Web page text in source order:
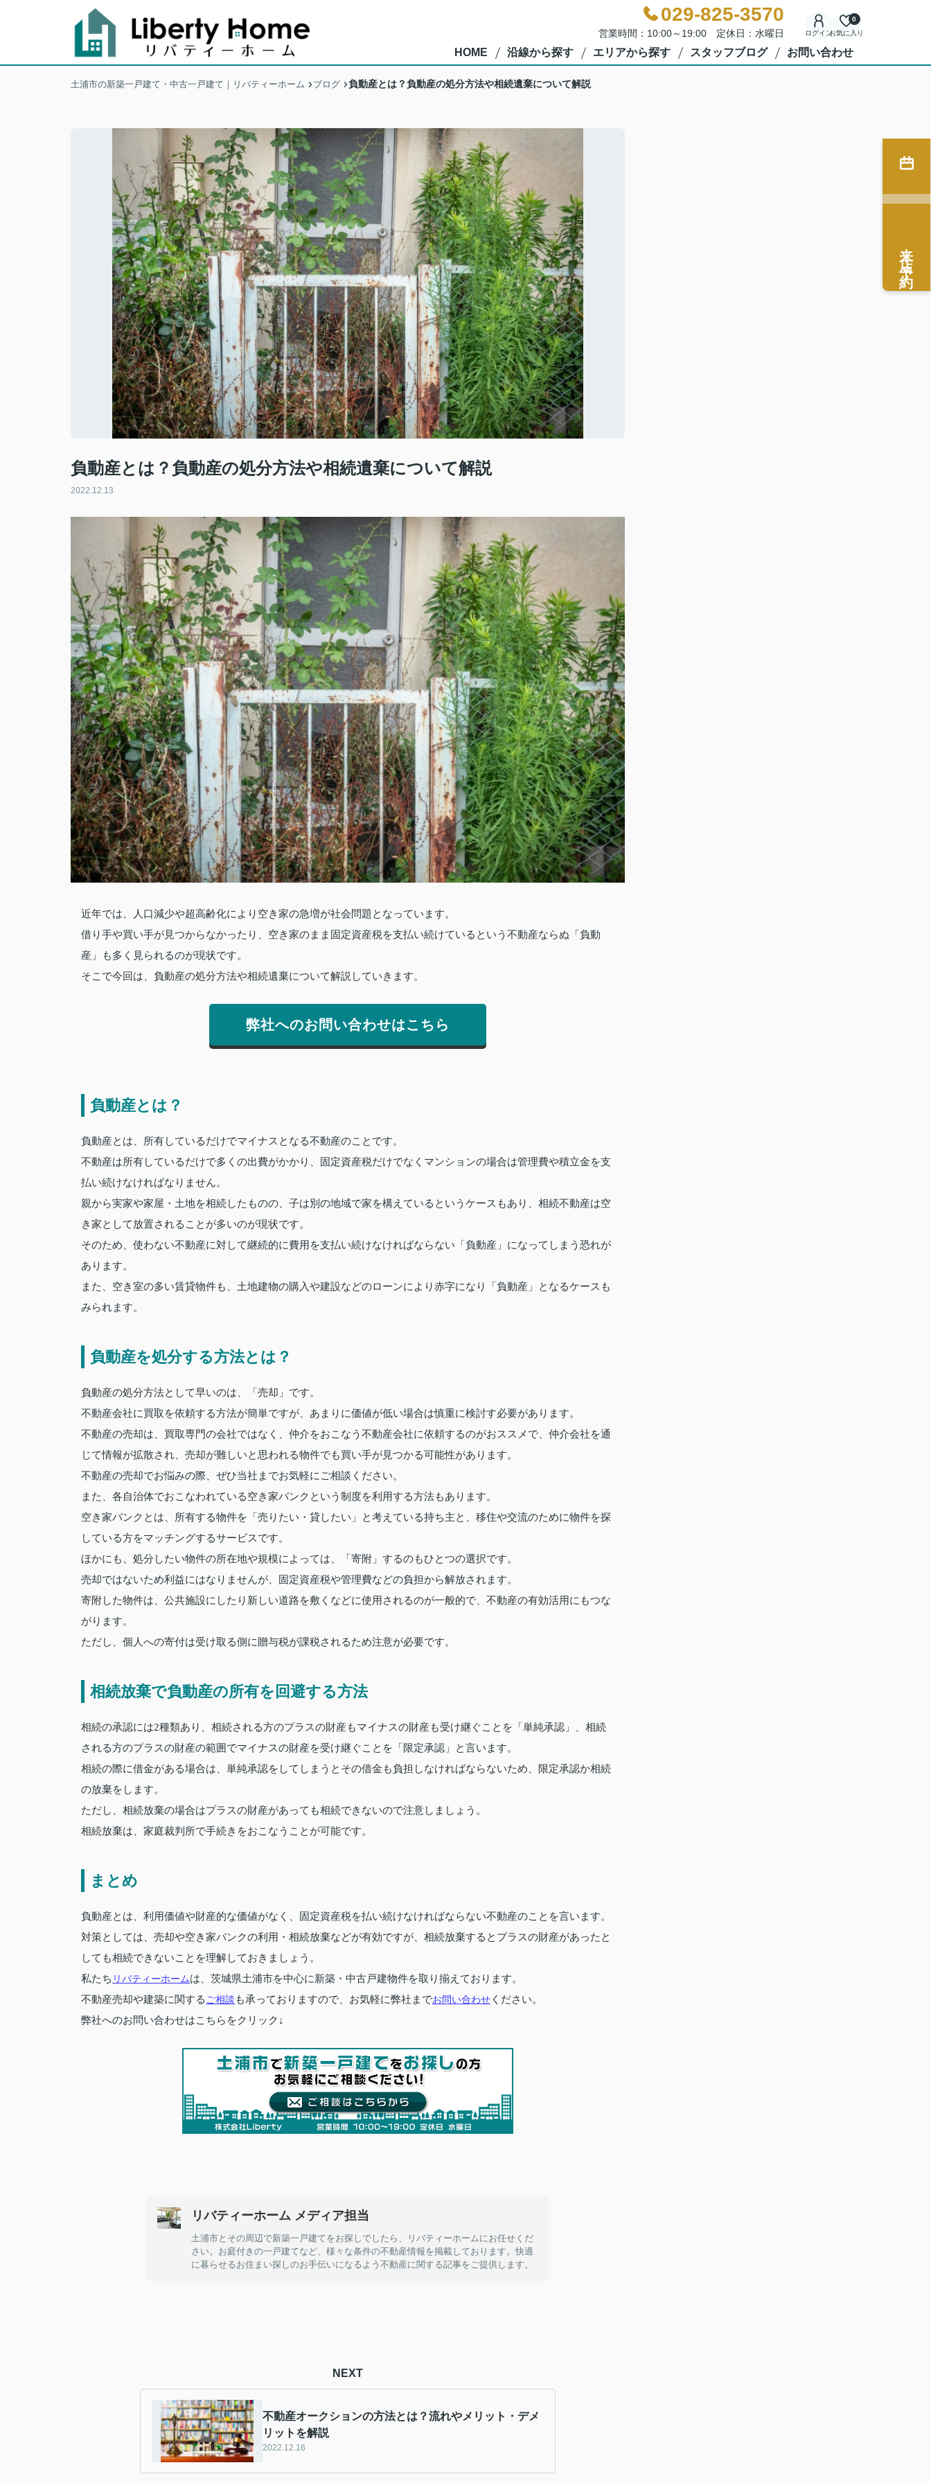
029-825-3570
営業時間：10:00～19:00 定休日：水曜日 ログインお気に入り
0
HOME 沿線から探す エリアから探す スタッフブログ お問い合わせ
土浦市の新築一戸建て・中古一戸建て｜リバティーホーム ブログ 負動産とは？負動産の処分方法や相続遺棄について解説
負動産とは？負動産の処分方法や相続遺棄について解説
2022.12.13
近年では、人口減少や超高齢化により空き家の急増が社会問題となっています。
借り手や買い手が見つからなかったり、空き家のまま固定資産税を支払い続けているという不動産ならぬ「負動
産」も多く見られるのが現状です。
そこで今回は、負動産の処分方法や相続遺棄について解説していきます。
弊社へのお問い合わせはこちら
負動産とは？
負動産とは、所有しているだけでマイナスとなる不動産のことです。
不動産は所有しているだけで多くの出費がかかり、固定資産税だけでなくマンションの場合は管理費や積立金を支
払い続けなければなりません。
親から実家や家屋・土地を相続したものの、子は別の地域で家を構えているというケースもあり、相続不動産は空
き家として放置されることが多いのが現状です。
そのため、使わない不動産に対して継続的に費用を支払い続けなければならない「負動産」になってしまう恐れが
あります。
また、空き室の多い賃貸物件も、土地建物の購入や建設などのローンにより赤字になり「負動産」となるケースも
みられます。
負動産を処分する方法とは？
負動産の処分方法として早いのは、「売却」です。
不動産会社に買取を依頼する方法が簡単ですが、あまりに価値が低い場合は慎重に検討す必要があります。
不動産の売却は、買取専門の会社ではなく、仲介をおこなう不動産会社に依頼するのがおススメで、仲介会社を通
じて情報が拡散され、売却が難しいと思われる物件でも買い手が見つかる可能性があります。
不動産の売却でお悩みの際、ぜひ当社までお気軽にご相談ください。
また、各自治体でおこなわれている空き家バンクという制度を利用する方法もあります。
空き家バンクとは、所有する物件を「売りたい・貸したい」と考えている持ち主と、移住や交流のために物件を探
している方をマッチングするサービスです。
ほかにも、処分したい物件の所在地や規模によっては、「寄附」するのもひとつの選択です。
売却ではないため利益にはなりませんが、固定資産税や管理費などの負担から解放されます。
寄附した物件は、公共施設にしたり新しい道路を敷くなどに使用されるのが一般的で、不動産の有効活用にもつな
がります。
ただし、個人への寄付は受け取る側に贈与税が課税されるため注意が必要です。
相続放棄で負動産の所有を回避する方法
相続の承認には2種類あり、相続される方のプラスの財産もマイナスの財産も受け継ぐことを「単純承認」、相続
される方のプラスの財産の範囲でマイナスの財産を受け継ぐことを「限定承認」と言います。
相続の際に借金がある場合は、単純承認をしてしまうとその借金も負担しなければならないため、限定承認か相続
の放棄をします。
ただし、相続放棄の場合はプラスの財産があっても相続できないので注意しましょう。
相続放棄は、家庭裁判所で手続きをおこなうことが可能です。
まとめ
負動産とは、利用価値や財産的な価値がなく、固定資産税を払い続けなければならない不動産のことを言います。
対策としては、売却や空き家バンクの利用・相続放棄などが有効ですが、相続放棄するとプラスの財産があったと
しても相続できないことを理解しておきましょう。
私たち リバティーホームは、茨城県土浦市を中心に新築・中古戸建物件を取り揃えております。
不動産売却や建築に関する ご相談 も承っておりますので、お気軽に弊社までお問い合わせ ください。
弊社へのお問い合わせはこちらをクリック↓
リバティーホーム メディア担当
土浦市とその周辺で新築一戸建てをお探しでしたら、リバティーホームにお任せくだ
さい。お庭付きの一戸建てなど、様々な条件の不動産情報を掲載しております。快適
に暮らせるお住まい探しのお手伝いになるよう不動産に関する記事をご提供します。
NEXT
不動産オークションの方法とは？流れやメリット・デメ
リットを解説
2022.12.16
来店予約